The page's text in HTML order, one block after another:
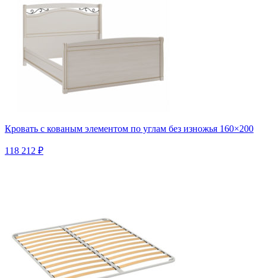
Кровать с кованым элементом по углам без изножья 160×200
118 212 ₽